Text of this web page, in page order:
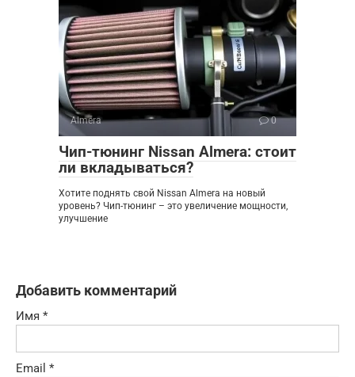
Almera 0
Чип-тюнинг Nissan Almera: стоит
ли вкладываться?
Хотите поднять свой Nissan Almera на новый
уровень? Чип-тюнинг – это увеличение мощности,
улучшение
Добавить комментарий
Имя *
Email *